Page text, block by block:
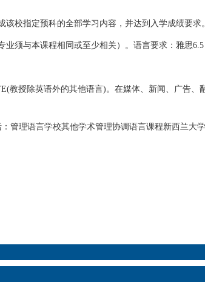
指定预科的全部学习内容，并达到入学成绩要求
与本课程相同或至少相关）。语言要求：雅思6.5
授除英语外的其他语言)。在媒体、新闻、广告、
理语言学校其他学术管理协调语言课程新西兰大